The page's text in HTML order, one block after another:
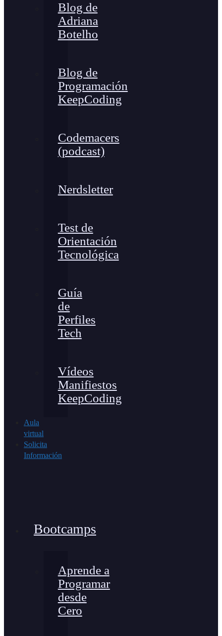
Blog de
Adriana
Botelho
Blog de
Programación
KeepCoding
Codemacers
(podcast)
Nerdsletter
Test de
Orientación
Tecnológica
Guía
de
Perfiles
Tech
Vídeos
Manifiestos
KeepCoding
Aula
virtual
Solicita
Información
Bootcamps
Aprende a
Programar
desde
Cero